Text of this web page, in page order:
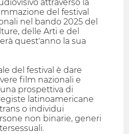
attraverso la
del festival
nel bando 2025 del
delle Arti e del
quest'anno la sua
del festival è dare
film nazionali e
prospettiva di
latinoamericane
o individui
non binarie, generi